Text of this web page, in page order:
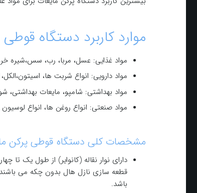
موارد کاربرد دستگاه
مواد غذایی: عسل، مربا، رب، سس،شیره
مواد دارویی: انواع شربت ها،
مواد بهداشتی: شامپو، مایعات بهداشتی،
مواد صنعتی: انواع روغن ها، انواع
مشخصات کلی دستگاه قوطی پركن
دارای نوار نقاله (کانوایر) از طول یک
قطعه سازی نازل هال بدون چکه می
باشد.